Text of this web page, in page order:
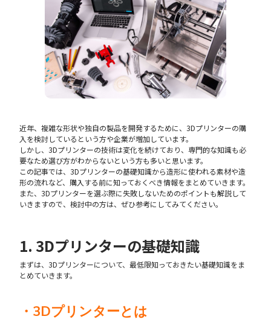
近年、複雑な形状や独自の製品を開発するために、3Dプリンターの購
入を検討しているという方や企業が増加しています。
しかし、3Dプリンターの技術は変化を続けており、専門的な知識も必
要なため選び方がわからないという方も多いと思います。
この記事では、3Dプリンターの基礎知識から造形に使われる素材や造
形の流れなど、購入する前に知っておくべき情報をまとめていきます。
また、3Dプリンターを選ぶ際に失敗しないためのポイントも解説して
いきますので、検討中の方は、ぜひ参考にしてみてください。
1. 3Dプリンターの基礎知識
まずは、3Dプリンターについて、最低限知っておきたい基礎知識をま
とめていきます。
・3Dプリンターとは